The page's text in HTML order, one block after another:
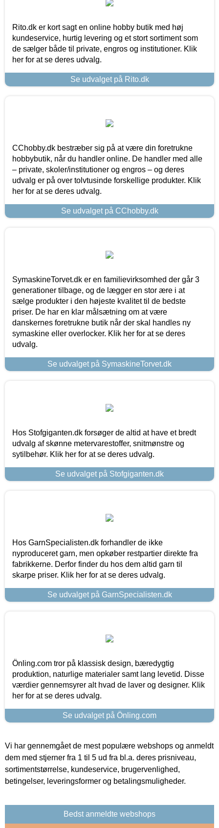
Rito.dk er kort sagt en online hobby butik med høj
kundeservice, hurtig levering og et stort sortiment som
de sælger både til private, engros og institutioner. Klik
her for at se deres udvalg.
Se udvalget på Rito.dk
CChobby.dk bestræber sig på at være din foretrukne
hobbybutik, når du handler online. De handler med alle
– private, skoler/institutioner og engros – og deres
udvalg er på over tolvtusinde forskellige produkter. Klik
her for at se deres udvalg.
Se udvalget på CChobby.dk
SymaskineTorvet.dk er en familievirksomhed der går 3
generationer tilbage, og de lægger en stor ære i at
sælge produkter i den højeste kvalitet til de bedste
priser. De har en klar målsætning om at være
danskernes foretrukne butik når der skal handles ny
symaskine eller overlocker. Klik her for at se deres
udvalg.
Se udvalget på SymaskineTorvet.dk
Hos Stofgiganten.dk forsøger de altid at have et bredt
udvalg af skønne metervarestoffer, snitmønstre og
sytilbehør. Klik her for at se deres udvalg.
Se udvalget på Stofgiganten.dk
Hos GarnSpecialisten.dk forhandler de ikke
nyproduceret garn, men opkøber restpartier direkte fra
fabrikkerne. Derfor finder du hos dem altid garn til
skarpe priser. Klik her for at se deres udvalg.
Se udvalget på GarnSpecialisten.dk
Önling.com tror på klassisk design, bæredygtig
produktion, naturlige materialer samt lang levetid. Disse
værdier gennemsyrer alt hvad de laver og designer. Klik
her for at se deres udvalg.
Se udvalget på Önling.com
Vi har gennemgået de mest populære webshops og anmeldt
dem med stjerner fra 1 til 5 ud fra bl.a. deres prisniveau,
sortimentstørrelse, kundeservice, brugervenlighed,
betingelser, leveringsformer og betalingsmuligheder.
Bedst anmeldte webshops